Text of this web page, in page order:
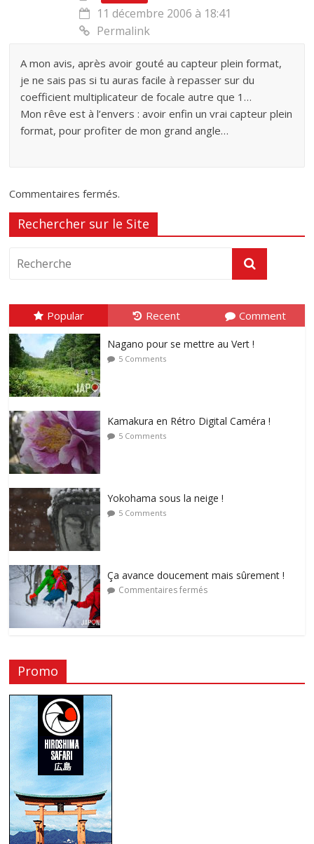
11 décembre 2006 à 18:41
Permalink
A mon avis, après avoir gouté au capteur plein format,
je ne sais pas si tu auras facile à repasser sur du
coefficient multiplicateur de focale autre que 1…
Mon rêve est à l’envers : avoir enfin un vrai capteur plein
format, pour profiter de mon grand angle…
Commentaires fermés.
Rechercher sur le Site
Popular Recent Comment
Nagano pour se mettre au Vert !
5 Comments
Kamakura en Rétro Digital Caméra !
5 Comments
Yokohama sous la neige !
5 Comments
Ça avance doucement mais sûrement !
Commentaires fermés
Promo